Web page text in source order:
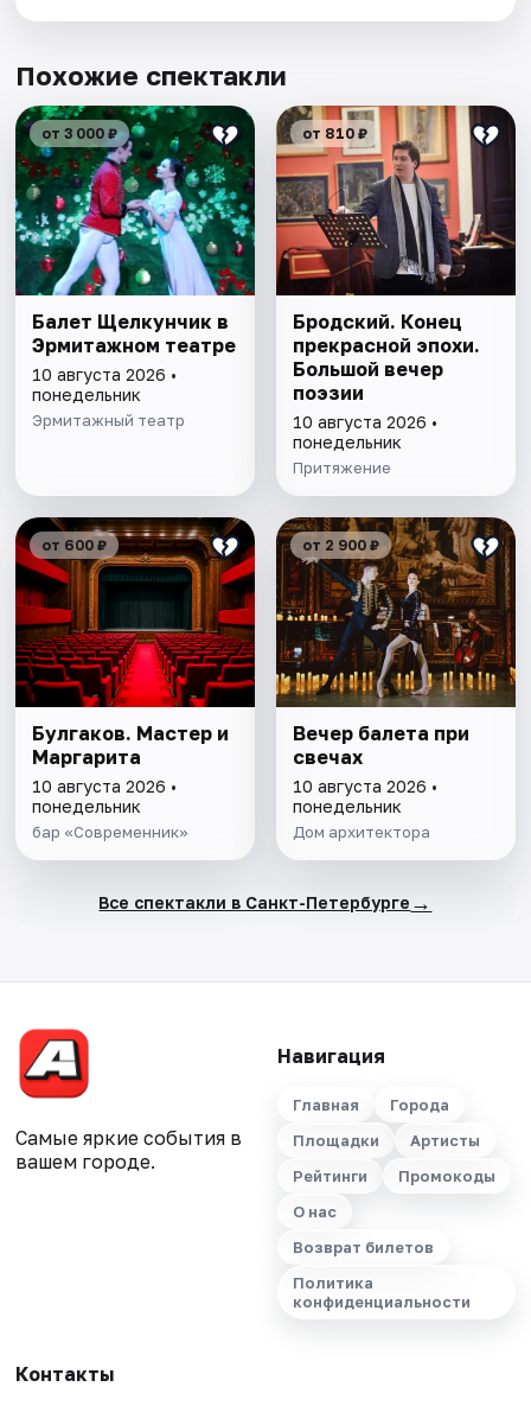
Похожие спектакли
от 3 000 ₽
Балет Щелкунчик в
Эрмитажном театре
10 августа 2026 •
понедельник
Эрмитажный театр
от 810 ₽
Бродский. Конец
прекрасной эпохи.
Большой вечер
поэзии
10 августа 2026 •
понедельник
Притяжение
от 600 ₽
Булгаков. Мастер и
Маргарита
10 августа 2026 •
понедельник
бар «Современник»
от 2 900 ₽
Вечер балета при
свечах
10 августа 2026 •
понедельник
Дом архитектора
Все спектакли в Санкт-Петербурге →
Самые яркие события в
вашем городе.
Навигация
Главная
Города
Площадки
Артисты
Рейтинги
Промокоды
О нас
Возврат билетов
Политика
конфиденциальности
Контакты